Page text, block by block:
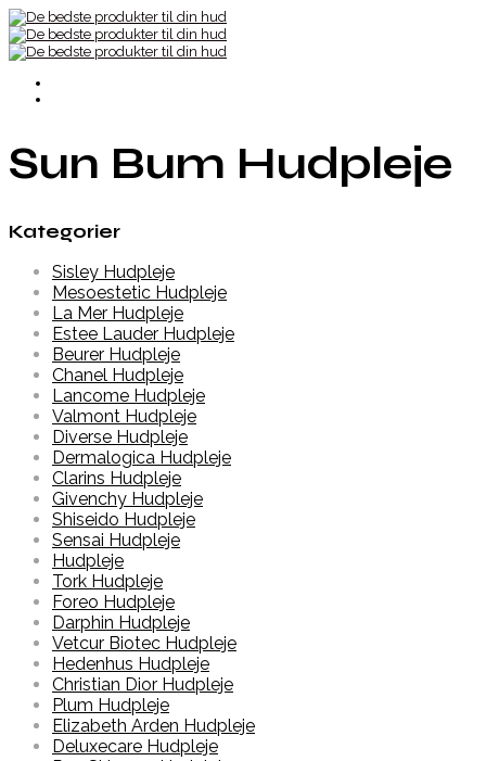
Sun Bum Hudpleje
Kategorier
Sisley Hudpleje
Mesoestetic Hudpleje
La Mer Hudpleje
Estee Lauder Hudpleje
Beurer Hudpleje
Chanel Hudpleje
Lancome Hudpleje
Valmont Hudpleje
Diverse Hudpleje
Dermalogica Hudpleje
Clarins Hudpleje
Givenchy Hudpleje
Shiseido Hudpleje
Sensai Hudpleje
Hudpleje
Tork Hudpleje
Foreo Hudpleje
Darphin Hudpleje
Vetcur Biotec Hudpleje
Hedenhus Hudpleje
Christian Dior Hudpleje
Plum Hudpleje
Elizabeth Arden Hudpleje
Deluxecare Hudpleje